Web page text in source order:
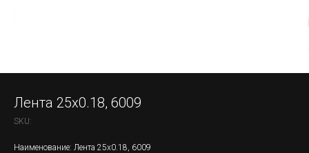
Лента 25x0.18, 6009
SKU:
Наименование: Лента 25x0.18, 6009